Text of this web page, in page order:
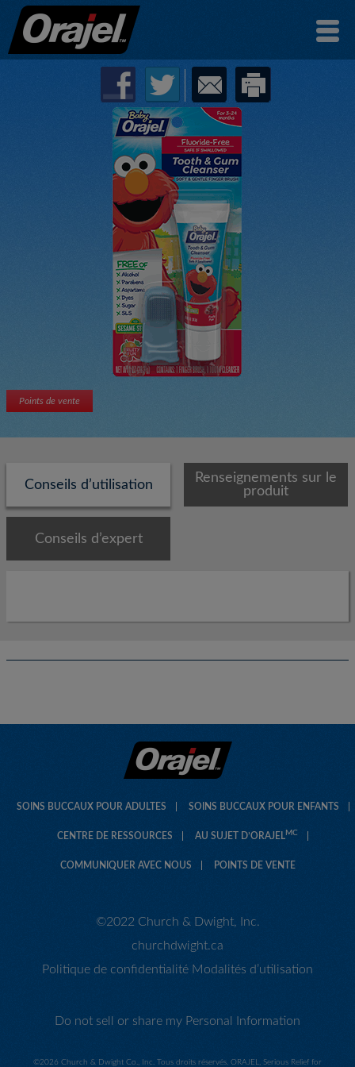
Points de vente
Conseils d’utilisation
Renseignements sur le
produit
Conseils d’expert
SOINS BUCCAUX POUR ADULTES SOINS BUCCAUX POUR ENFANTS
CENTRE DE RESSOURCES AU SUJET D’ORAJEL MC
COMMUNIQUER AVEC NOUS POINTS DE VENTE
©2022 Church & Dwight, Inc.
churchdwight.ca
Politique de confidentialité Modalités d’utilisation
Do not sell or share my Personal Information
©2026 Church & Dwight Co., Inc. Tous droits réservés. ORAJEL, Serious Relief for